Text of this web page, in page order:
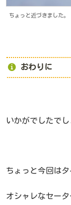
ちょっと近づきました。
おわりに
いかがでしたで
ちょっと今回は
オシャレなセー